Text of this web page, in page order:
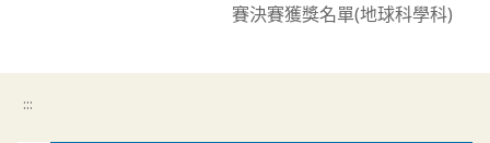
賽決賽獲獎名單(地球科學科)
:::